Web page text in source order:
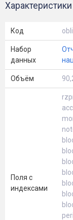
Характеристики
Код
Набор
данных
Объём
Поля с
индексами